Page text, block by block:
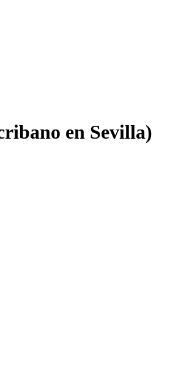
en Sevilla)